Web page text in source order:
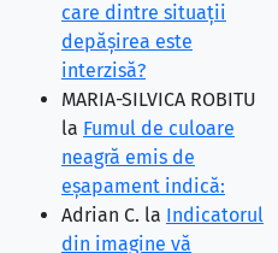
care dintre situaţii
depăşirea este
interzisă?
MARIA-SILVICA ROBITU
la Fumul de culoare
neagră emis de
eşapament indică:
Adrian C. la Indicatorul
din imagine vă